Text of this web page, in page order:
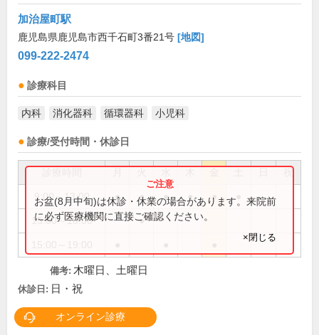
加治屋町駅
鹿児島県鹿児島市西千石町3番21号 [地図]
099-222-2474
診療科目
内科 消化器科 循環器科 小児科
診療/受付時間・休診日
祝
9:00～13:00 ● ● ● ● ●
15:00～18:00 ●
お盆(8月中旬)は休診・休業の場合があります。来院前
に必ず医療機関に直接ご確認ください。
×閉じる
備考: 木曜日、土曜日
休診日: 日・祝
オンライン診療